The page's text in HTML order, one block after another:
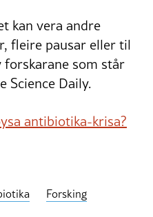
kan vera andre
fleire pausar eller til
forskarane som står
Science Daily.
antibiotika-krisa?
Forsking